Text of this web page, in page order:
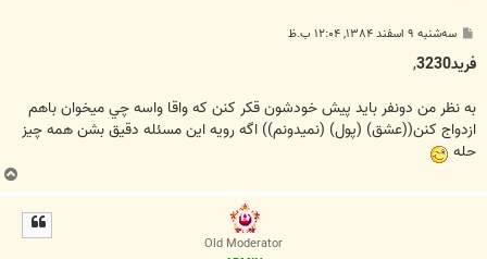
پ
ت
سه‌شنبه ۹ اسفند ۱۳۸۴, ۱۲:۰۴ ب.ظ
فريد3230
,
به نظر من دونفر بايد پيش خودشون قکر کنن که واقا واسه چي ميخوان باهم
ازدواج کنن((عشق) (پول) (نميدونم)) اگه رويه اين مسئله دقيق بشن همه چيز
حله
ب
ا
Old Moderator